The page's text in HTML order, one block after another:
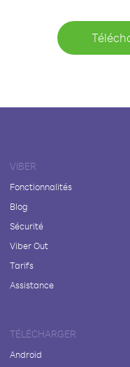
VIBER
Fonctionnalités
Blog
Sécurité
Viber Out
Tarifs
Assistance
TÉLÉCHARGER
Android